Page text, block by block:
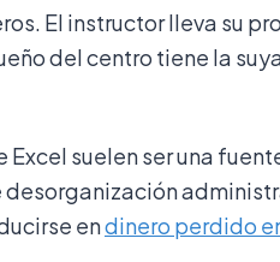
El instructor lleva su
del centro tiene la
suelen ser una
endinero perdido